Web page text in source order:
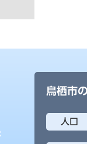
鳥栖市
人口